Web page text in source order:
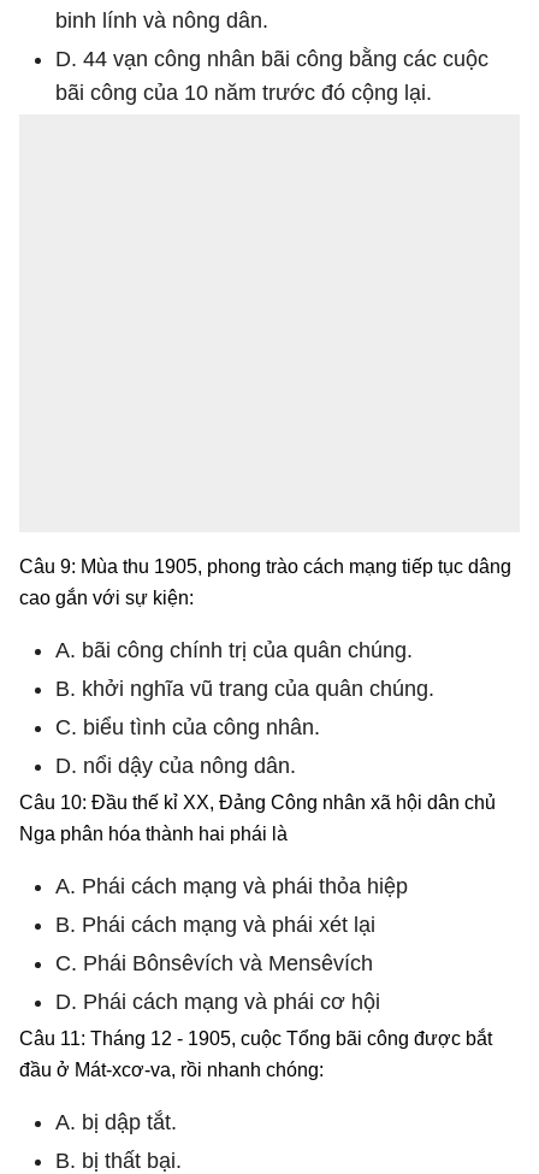
binh lính và nông dân.
D. 44 vạn công nhân bãi công bằng các cuộc
bãi công của 10 năm trước đó cộng lại.
Câu 9: Mùa thu 1905, phong trào cách mạng tiếp tục dâng
cao gắn với sự kiện:
A. bãi công chính trị của quân chúng.
B. khởi nghĩa vũ trang của quân chúng.
C. biểu tình của công nhân.
D. nổi dậy của nông dân.
Câu 10: Đầu thế kỉ XX, Đảng Công nhân xã hội dân chủ
Nga phân hóa thành hai phái là
A. Phái cách mạng và phái thỏa hiệp
B. Phái cách mạng và phái xét lại
C. Phái Bônsêvích và Mensêvích
D. Phái cách mạng và phái cơ hội
Câu 11: Tháng 12 - 1905, cuộc Tổng bãi công được bắt
đầu ở Mát-xcơ-va, rồi nhanh chóng:
A. bị dập tắt.
B. bị thất bại.